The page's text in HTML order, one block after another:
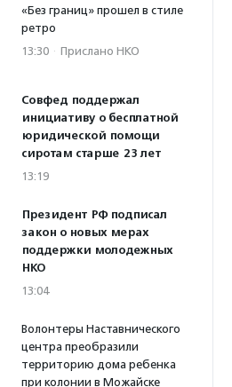
«Без границ» прошел в стиле
ретро
13:30 · Прислано НКО
Совфед поддержал
инициативу о бесплатной
юридической помощи
сиротам старше 23 лет
13:19
Президент РФ подписал
закон о новых мерах
поддержки молодежных
НКО
13:04
Волонтеры Наставнического
центра преобразили
территорию дома ребенка
при колонии в Можайске